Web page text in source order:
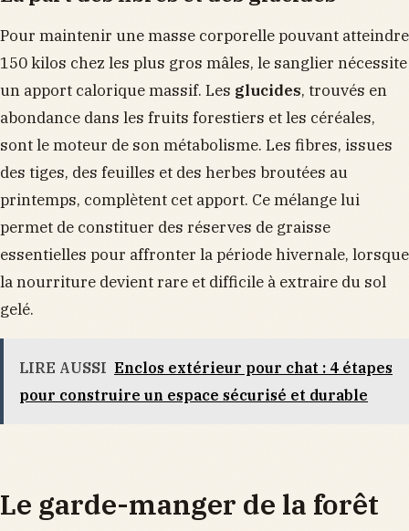
Pour maintenir une masse corporelle pouvant atteindre
150 kilos chez les plus gros mâles, le sanglier nécessite
un apport calorique massif. Les glucides, trouvés en
abondance dans les fruits forestiers et les céréales,
sont le moteur de son métabolisme. Les fibres, issues
des tiges, des feuilles et des herbes broutées au
printemps, complètent cet apport. Ce mélange lui
permet de constituer des réserves de graisse
essentielles pour affronter la période hivernale, lorsque
la nourriture devient rare et difficile à extraire du sol
gelé.
LIRE AUSSI Enclos extérieur pour chat : 4 étapes
pour construire un espace sécurisé et durable
Le garde-manger de la forêt